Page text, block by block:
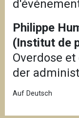
Philippe
(Institut de
Overdose
der
Auf Deutsch